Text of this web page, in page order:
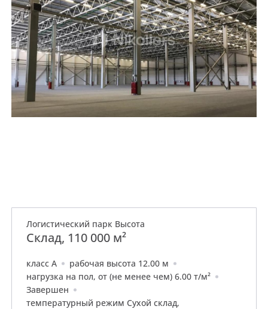
Логистический парк Высота
Склад, 110 000 м²
класс A
рабочая высота 12.00 м
нагрузка на пол, от (не менее чем) 6.00 т/м²
Завершен
температурный режим Сухой склад,